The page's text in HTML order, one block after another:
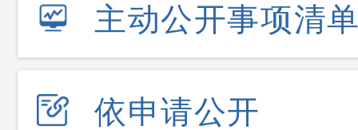
主动公开事项清
依申请公开